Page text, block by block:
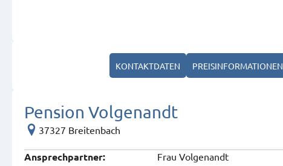
KONTAKTDATEN PREISINFORMATIONEN
Pension Volgenandt
37327 Breitenbach
Ansprech­partner: Frau Volgenandt